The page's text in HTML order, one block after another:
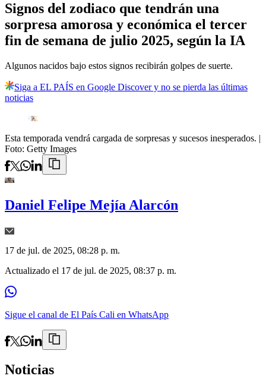
Signos del zodiaco que tendrán una
sorpresa amorosa y económica el tercer
fin de semana de julio 2025, según la IA
Algunos nacidos bajo estos signos recibirán golpes de suerte.
Siga a EL PAÍS en Google Discover y no se pierda las últimas
noticias
Esta temporada vendrá cargada de sorpresas y sucesos inesperados. |
Foto: Getty Images
Daniel Felipe Mejía Alarcón
17 de jul. de 2025, 08:28 p. m.
Actualizado el 17 de jul. de 2025, 08:37 p. m.
Sigue el canal de El País Cali en WhatsApp
Noticias